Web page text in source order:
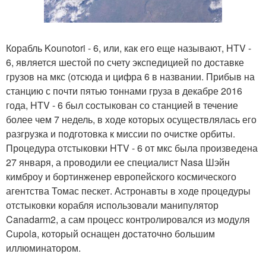
Корабль Kounotori - 6, или, как его еще называют, HTV -
6, является шестой по счету экспедицией по доставке
грузов на мкс (отсюда и цифра 6 в названии. Прибыв на
станцию с почти пятью тоннами груза в декабре 2016
года, HTV - 6 был состыкован со станцией в течение
более чем 7 недель, в ходе которых осуществлялась его
разгрузка и подготовка к миссии по очистке орбиты.
Процедура отстыковки HTV - 6 от мкс была произведена
27 января, а проводили ее специалист Nasa Шэйн
кимброу и бортинженер европейского космического
агентства Томас пескет. Астронавты в ходе процедуры
отстыковки корабля использовали манипулятор
Canadarm2, а сам процесс контролировался из модуля
Cupola, который оснащен достаточно большим
иллюминатором.